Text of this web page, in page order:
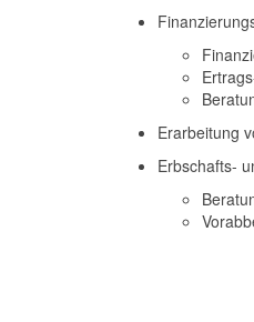
Erarbeitung
Erbschafts-